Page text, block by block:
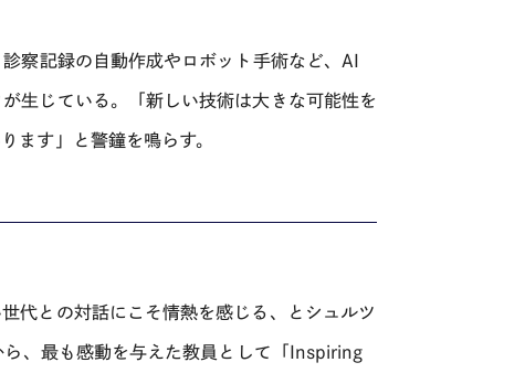
察記録の自動作成やロボット手術など、AI
生じている。「新しい技術は大きな可能性を
ます」と警鐘を鳴らす。
代との対話にこそ情熱を感じる、とシュルツ
、最も感動を与えた教員として「Inspiring